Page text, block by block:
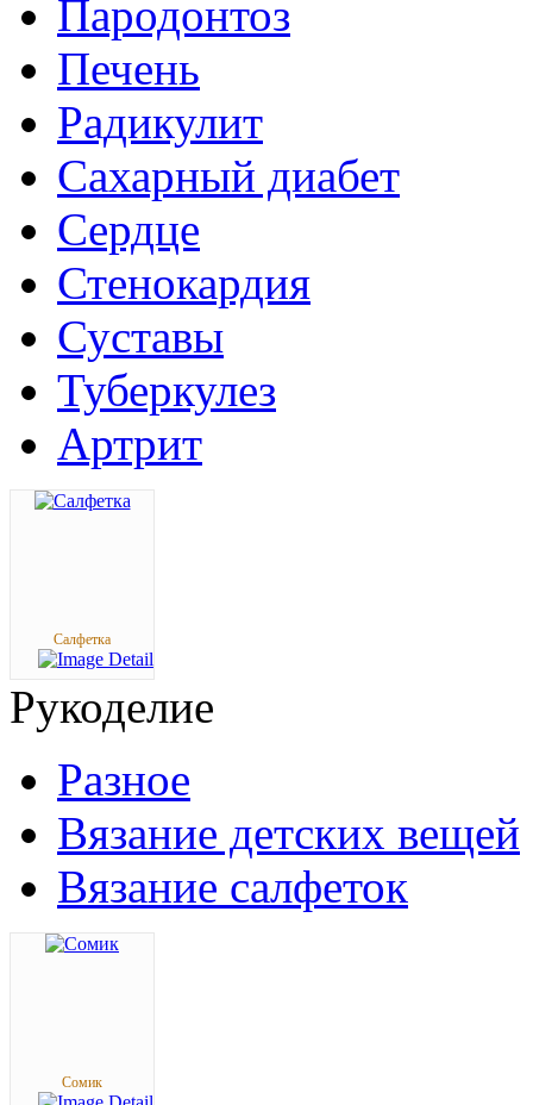
Пародонтоз
Печень
Радикулит
Сахарный диабет
Сердце
Стенокардия
Суставы
Туберкулез
Артрит
Салфетка
Рукоделие
Разное
Вязание детских вещей
Вязание салфеток
Сомик